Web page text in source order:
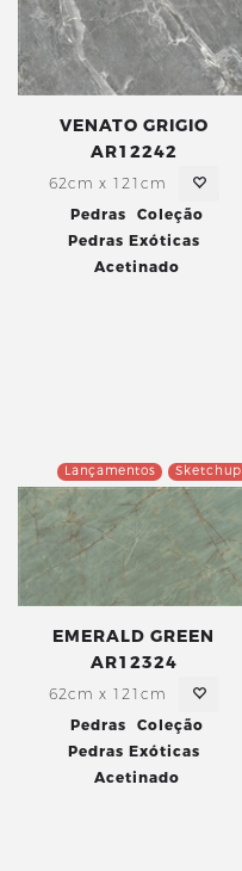
VENATO GRIGIO
AR12242
62cm x 121cm
Pedras
Coleção
Pedras Exóticas
Acetinado
Sketchup
Lançamentos
EMERALD GREEN
AR12324
62cm x 121cm
Pedras
Coleção
Pedras Exóticas
Acetinado